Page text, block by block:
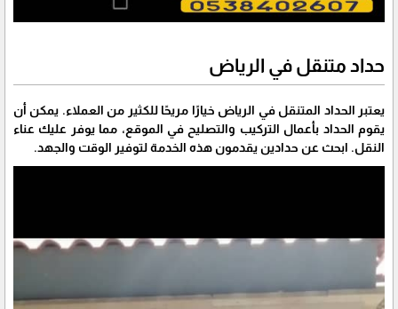
حداد متنقل في الرياض
يعتبر الحداد المتنقل في الرياض خيارًا مريحًا للكثير من العملاء. يمكن أن
يقوم الحداد بأعمال التركيب والتصليح في الموقع، مما يوفر عليك عناء
النقل. ابحث عن حدادين يقدمون هذه الخدمة لتوفير الوقت والجهد.